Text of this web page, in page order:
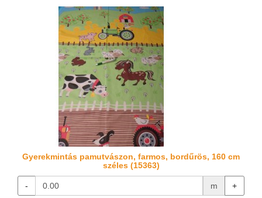
Gyerekmintás pamutvászon, farmos, bordűrös, 160 cm
széles (15363)
- m +